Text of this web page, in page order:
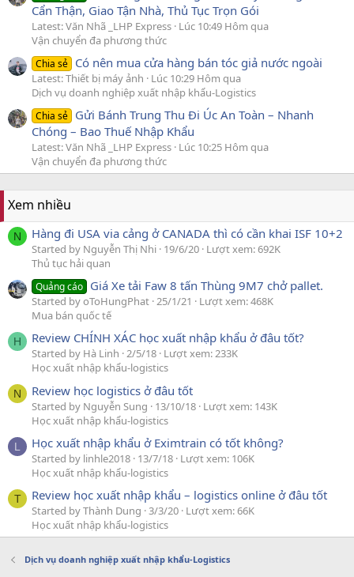
Cẩn Thận, Giao Tận Nhà, Thủ Tục Trọn Gói
Latest: Văn Nhã _LHP Express Lúc 10:49 Hôm qua
Vận chuyển đa phương thức
Chia sẻ Có nên mua cửa hàng bán tóc giả nước ngoài
Latest: Thiết bị máy ảnh
Lúc 10:29 Hôm qua
Dịch vụ doanh nghiệp xuất nhập khẩu-Logistics
Chia sẻ Gửi Bánh Trung Thu Đi Úc An Toàn – Nhanh
Chóng – Bao Thuế Nhập Khẩu
Latest: Văn Nhã _LHP Express Lúc 10:25 Hôm qua
Vận chuyển đa phương thức
Xem nhiều
N Hàng đi USA via cảng ở CANADA thì có cần khai ISF 10+2
Started by Nguyễn Thị Nhi 19/6/20 Lượt xem: 692K
Thủ tục hải quan
Quảng cáo Giá Xe tải Faw 8 tấn Thùng 9M7 chở pallet.
Started by oToHungPhat 25/1/21
Lượt xem: 468K
Mua bán quốc tế
H Review CHÍNH XÁC học xuất nhập khẩu ở đâu tốt?
Started by Hà Linh 2/5/18 Lượt xem: 233K
Học xuất nhập khẩu-logistics
N Review học logistics ở đâu tốt
Started by Nguyễn Sung 13/10/18 Lượt xem: 143K
Học xuất nhập khẩu-logistics
L Học xuất nhập khẩu ở Eximtrain có tốt không?
Started by linhle2018 13/7/18 Lượt xem: 106K
Học xuất nhập khẩu-logistics
T Review học xuất nhập khẩu – logistics online ở đâu tốt
Started by Thành Dung 3/3/20 Lượt xem: 66K
Học xuất nhập khẩu-logistics
Dịch vụ doanh nghiệp xuất nhập khẩu-Logistics